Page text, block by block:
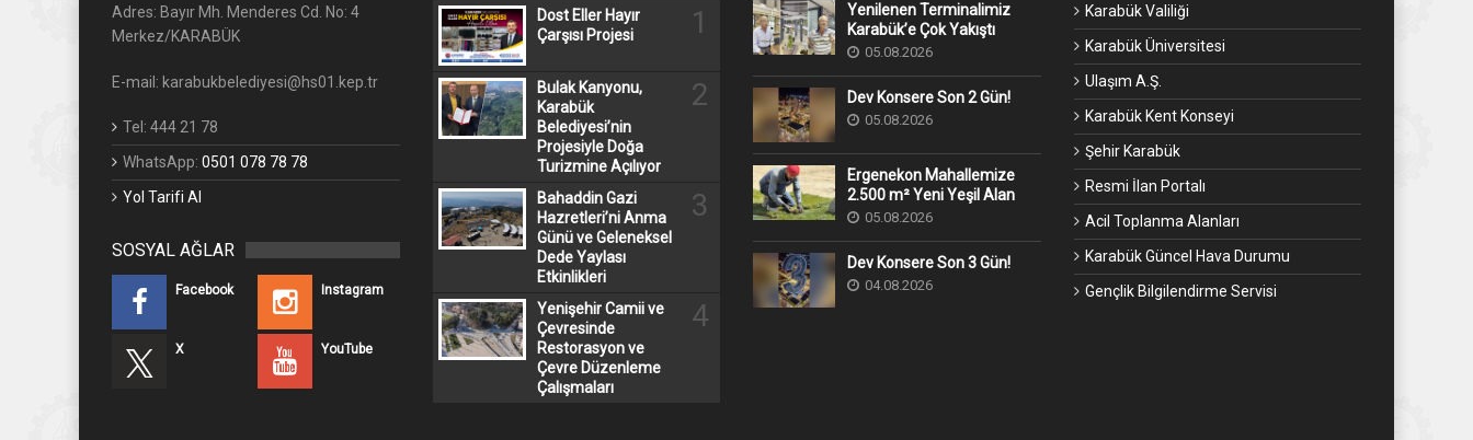
Adres: Bayır Mh. Menderes Cd. No: 4
Merkez/KARABÜK
E-mail: karabukbelediyesi@hs01.kep.tr
Tel: 444 21 78
WhatsApp: 0501 078 78 78
Yol Tarifi Al
SOSYAL AĞLAR
Facebook Instagram
X YouTube
Dost Eller Hayır
Çarşısı Projesi
1
Bulak Kanyonu,
Karabük
Belediyesi’nin
Projesiyle Doğa
Turizmine Açılıyor
2
Bahaddin Gazi
Hazretleri’ni Anma
Günü ve Geleneksel
Dede Yaylası
Etkinlikleri
3
Yenişehir Camii ve
Çevresinde
Restorasyon ve
Çevre Düzenleme
Çalışmaları
4
Yenilenen Terminalimiz
Karabük’e Çok Yakıştı
05.08.2026
Dev Konsere Son 2️ Gün!
05.08.2026
Ergenekon Mahallemize
2.500 m² Yeni Yeşil Alan
05.08.2026
Dev Konsere Son 3️ Gün!
04.08.2026
Karabük Valiliği
Karabük Üniversitesi
Ulaşım A.Ş.
Karabük Kent Konseyi
Şehir Karabük
Resmi İlan Portalı
Acil Toplanma Alanları
Karabük Güncel Hava Durumu
Gençlik Bilgilendirme Servisi